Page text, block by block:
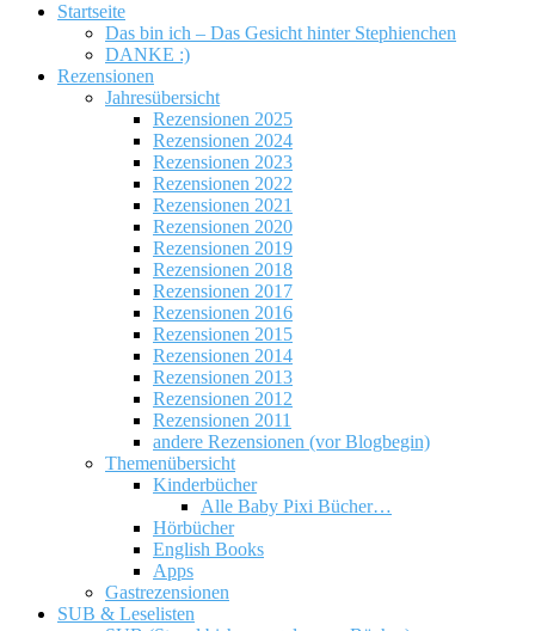
Startseite
Das bin ich – Das Gesicht hinter Stephienchen
DANKE :)
Rezensionen
Jahresübersicht
Rezensionen 2025
Rezensionen 2024
Rezensionen 2023
Rezensionen 2022
Rezensionen 2021
Rezensionen 2020
Rezensionen 2019
Rezensionen 2018
Rezensionen 2017
Rezensionen 2016
Rezensionen 2015
Rezensionen 2014
Rezensionen 2013
Rezensionen 2012
Rezensionen 2011
andere Rezensionen (vor Blogbegin)
Themenübersicht
Kinderbücher
Alle Baby Pixi Bücher…
Hörbücher
English Books
Apps
Gastrezensionen
SUB & Leselisten